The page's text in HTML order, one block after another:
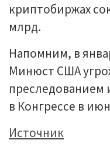
криптобиржах
млрд.
Напомним, в
Минюст США
преследованием
в Конгрессе в
Источник